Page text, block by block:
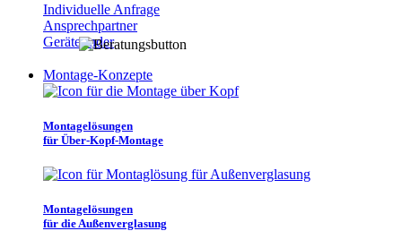
Individuelle Anfrage
Ansprechpartner
Gerätefinder
Montage-Konzepte
Montagelösungen
für Über-Kopf-Montage
Montagelösungen
für die Außenverglasung